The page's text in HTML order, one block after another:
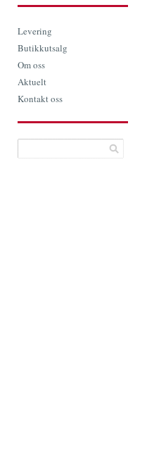
Levering
Butikkutsalg
Om oss
Aktuelt
Kontakt oss